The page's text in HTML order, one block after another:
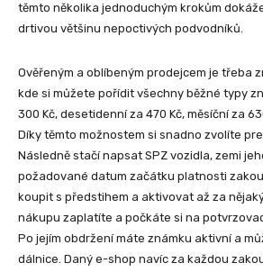
těmto několika jednoduchým krokům
drtivou většinu nepoctivých podvodníků.
Ověřeným a oblíbeným prodejcem je třeba
kde si můžete pořídit všechny běžné typy
300 Kč, desetidenní za 470 Kč, měsíční za
Díky těmto možnostem si snadno zvolíte
Následně stačí napsat SPZ vozidla, zemi
požadované datum začátku platnosti
koupit s předstihem a aktivovat až za
nákupu zaplatíte a počkáte si na
Po jejím obdržení máte známku aktivní a
dálnice. Daný e-shop navíc za každou